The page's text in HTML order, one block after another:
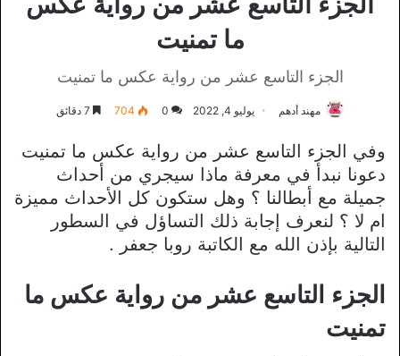
ما تمنيت
الجزء التاسع عشر من رواية عكس ما تمنيت
مهند أدهم يوليو 4, 2022 0
704
وفي الجزء التاسع عشر من رواية عكس ما تمنيت
دعونا نبدأ في معرفة ماذا سيجري من أحداث
جميلة مع أبطالنا ؟ وهل ستكون كل الأحداث مميزة
ام لا ؟ لنعرف إجابة ذلك التساؤل في السطور
التالية بإذن الله مع الكاتبة روبا جعفر .
الجزء التاسع عشر من رواية عكس ما
تمنيت